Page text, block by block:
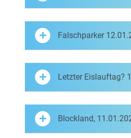
Falschparker
Blockland,